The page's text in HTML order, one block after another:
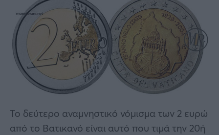
Το δεύτερο αναμνηστικό νόμισμα των 2 ευρώ
από το Βατικανό είναι αυτό που τιμά την 20ή